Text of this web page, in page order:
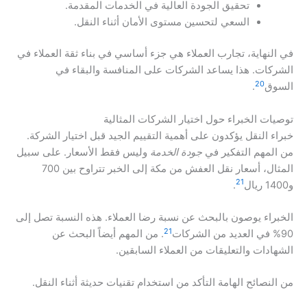
تحقيق الجودة العالية في الخدمات المقدمة.
السعي لتحسين مستوى الأمان أثناء النقل.
في النهاية، تجارب العملاء هي جزء أساسي في بناء ثقة العملاء في
الشركات. هذا يساعد الشركات على المنافسة والبقاء في
السوق20
.
توصيات الخبراء حول اختيار الشركات المثالية
خبراء النقل يؤكدون على أهمية التقييم الجيد قبل اختيار الشركة.
من المهم التفكير في جودة الخدمة وليس فقط الأسعار. على سبيل
المثال، أسعار نقل العفش من مكة إلى الخبر تتراوح بين 700
و1400 ريال
21
.
الخبراء يوصون بالبحث عن نسبة رضا العملاء. هذه النسبة تصل إلى
90% في العديد من الشركات
21. من المهم أيضاً البحث عن
الشهادات والتعليقات من العملاء السابقين.
من النصائح الهامة التأكد من استخدام تقنيات حديثة أثناء النقل.